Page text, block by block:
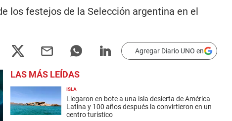
los festejos de la Selección argentina en el
Agregar Diario UNO en
LAS MÁS LEÍDAS
ISLA
Llegaron en bote a una isla desierta de América
Latina y 100 años después la convirtieron en un
centro turístico